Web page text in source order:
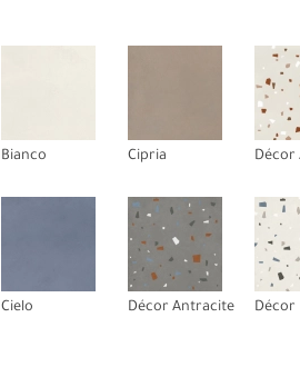
Bianco
Cielo
Cipria
Décor Antracite
Décor
Décor